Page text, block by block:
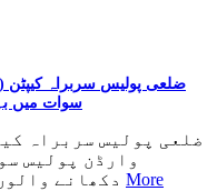
ضلعی پولیس سربراہ کیپٹن
سوات میں
ضلعی پولیس سربراہ
وارڈن پولیس
More